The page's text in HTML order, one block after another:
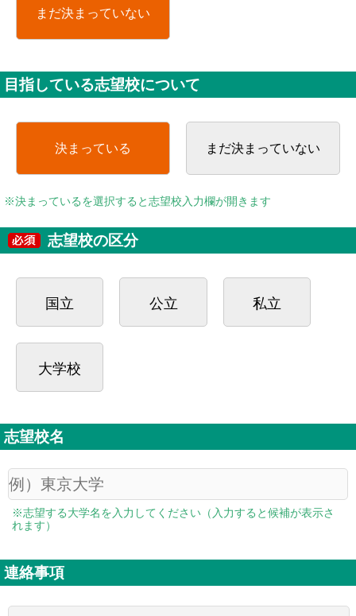
まだ決まっていない
目指している志望校について
決まっている まだ決まっていない
※決まっているを選択すると志望校入力欄が開きます
志望校の区分
国立 公立 私立
大学校
志望校名
※志望する大学名を入力してください（入力すると候補が表示さ
れます）
連絡事項